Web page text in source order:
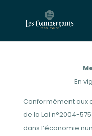
En
Conformément aux
de la Loi n°2004-
dans l’économie